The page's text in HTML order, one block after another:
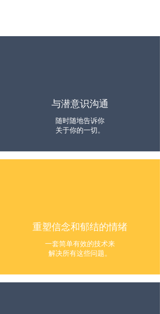
与潜意识沟通
随时随地告诉你
关于你的一切。
重塑信念和郁结的情绪
一套简单有效的技术来
解决所有这些问题。